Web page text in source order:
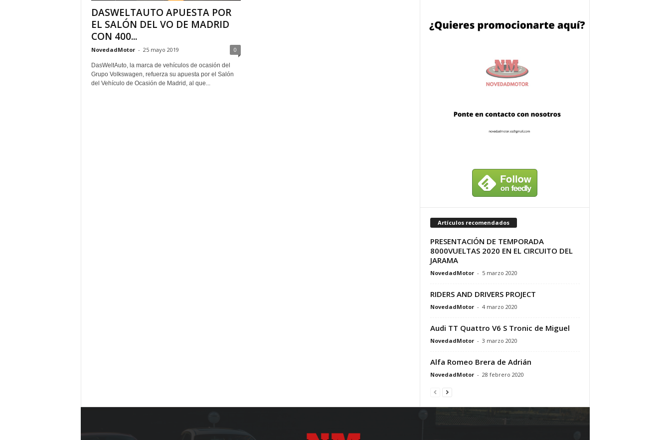
DASWELTAUTO APUESTA POR
EL SALÓN DEL VO DE MADRID
CON 400...
NovedadMotor - 25 mayo 2019 0
DasWeltAuto, la marca de vehículos de ocasión del
Grupo Volkswagen, refuerza su apuesta por el Salón
del Vehículo de Ocasión de Madrid, al que...
Artículos recomendados
PRESENTACIÓN DE TEMPORADA
8000VUELTAS 2020 EN EL CIRCUITO DEL
JARAMA
NovedadMotor - 5 marzo 2020
RIDERS AND DRIVERS PROJECT
NovedadMotor - 4 marzo 2020
Audi TT Quattro V6 S Tronic de Miguel
NovedadMotor - 3 marzo 2020
Alfa Romeo Brera de Adrián
NovedadMotor - 28 febrero 2020